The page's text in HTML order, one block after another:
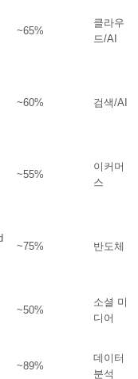
~65%
클라우
드/AI
~60% 검색/AI
~55%
이커머
스
~75% 반도체
~50%
소셜 미
디어
~89%
데이터
분석